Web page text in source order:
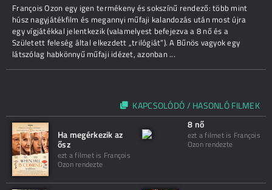
François Ozon egy igen termékeny és sokszínű rendező: több mint
húsz nagyjátékfilm és megannyi műfaji kalandozás után most újra
egy vígjátékkal jelentkezik (valamelyest befejezva a 8 nő és a
Született feleség által elkezdett „trilógiát”). A Bűnös vagyok egy
látszólag habkönnyű műfaji idézet, azonban ...
KAPCSOLÓDÓ / HASONLÓ FILMEK
Ha megérkezik az
ősz
ezt a filmet is François
Ozon rendezte
8 nő
ezt a filmet is François
Ozon rendezte